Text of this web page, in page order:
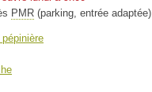
PMR (parking, entrée adaptée)